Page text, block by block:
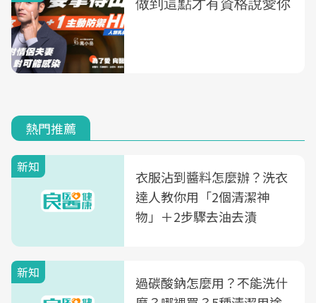
熱門推薦
新知
衣服沾到醬料怎麼辦？洗衣
達人教你用「2個清潔神
物」＋2步驟去油去漬
新知
過碳酸鈉怎麼用？不能洗什